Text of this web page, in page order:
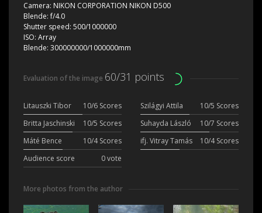
Camera: NIKON CORPORATION NIKON D500
Blende:f/4.0
Shutter speed: 500/1000000
ISO: Array
Blende: 300000000/1000000mm
Evaluation of the image 60/31 points
Litauszki Tibor 10/6 Scores Szilágyi Attila
10/5 Scores
Britta Jaschinski
10/5 Scores Suhayda László
10/7 Scores
Máté Bence
10/4 Scores ifj. Vitray Tamás
10/4 Scores
Audience score
0 vote
More photos from the author